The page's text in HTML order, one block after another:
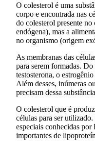
O colesterol é uma
corpo e encontrada nas
do colesterol presente
endógena), mas a
no organismo (origem
As membranas das
para serem formadas.
testosterona, o
Além desses, inúmeras
precisam dessa
O colesterol que é
células para ser
especiais conhecidas
importantes de